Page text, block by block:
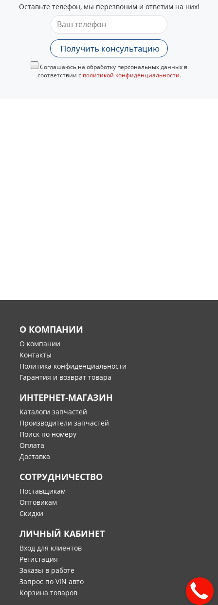
Оставьте телефон, мы перезвоним и ответим на них!
Получить консультацию
Соглашаюсь на обработку персональных данных в
соответствии с политикой конфиденциальности.
О КОМПАНИИ
О компании
Контакты
Политика конфиденциальности
Гарантия и возврат товара
ИНТЕРНЕТ-МАГАЗИН
Каталоги запчастей
Производители запчастей
Поиск по номеру
Оплата
Доставка
СОТРУДНИЧЕСТВО
Поставщикам
Оптовикам
Скидки
ЛИЧНЫЙ КАБИНЕТ
Вход для клиентов
Регистация
Заказы в работе
Запрос по VIN авто
Корзина товаров